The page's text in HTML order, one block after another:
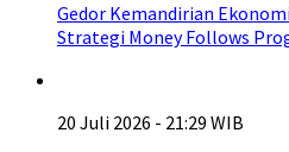
Gedor Kemandirian
Strategi Money Follows
20 Juli 2026 - 21:29 WIB